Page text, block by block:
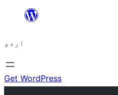
چھوڑیں
پر
جائیں
اردو
Get WordPress